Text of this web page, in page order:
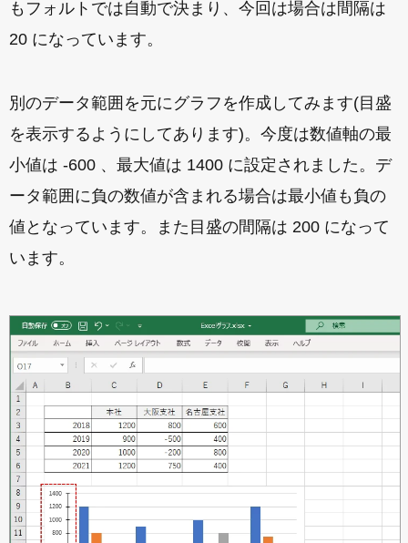
もフォルトでは自動で決まり、今回は場合は間隔は
20 になっています。
別のデータ範囲を元にグラフを作成してみます(目盛
を表示するようにしてあります)。今度は数値軸の最
小値は -600 、最大値は 1400 に設定されました。デ
ータ範囲に負の数値が含まれる場合は最小値も負の
値となっています。また目盛の間隔は 200 になって
います。